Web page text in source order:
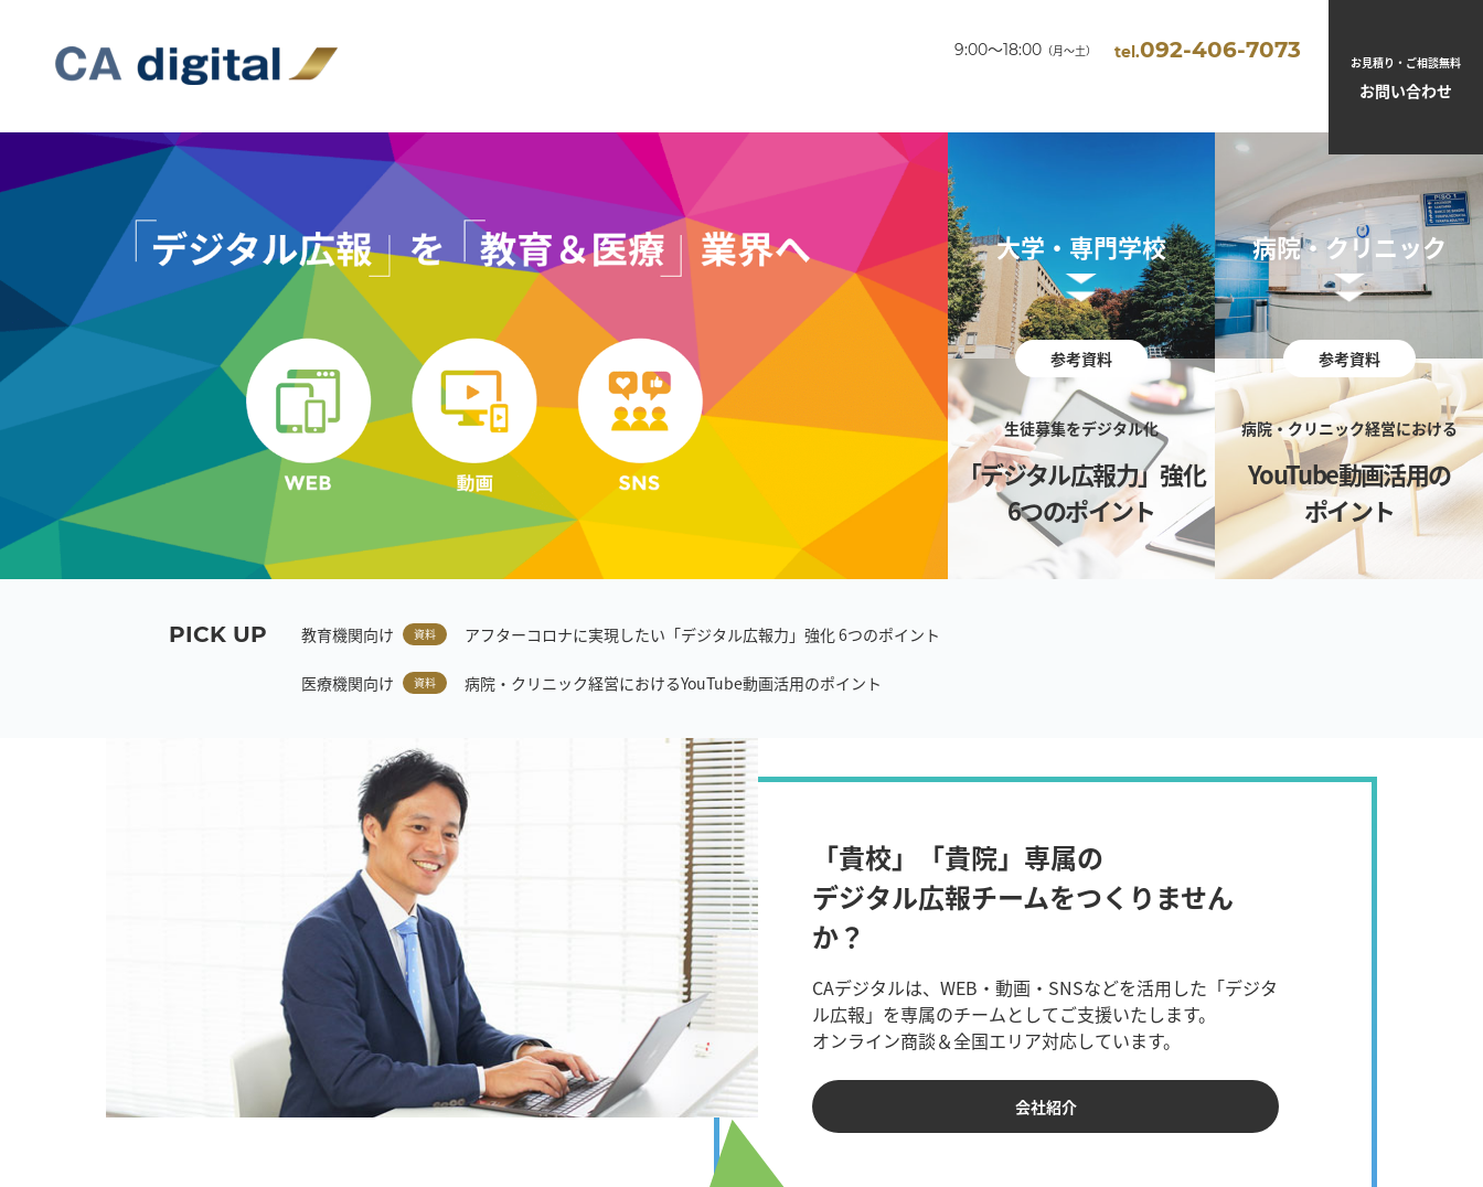
9:00～18:00（月～土） tel.092-406-7073 お見積り・ご相談無料
お問い合わせ
大学・専門学校
参考資料
生徒募集をデジタル化
「デジタル広報力」強化
6つのポイント
病院・クリニック
参考資料
病院・クリニック経営における
YouTube動画活用の
ポイント
PICK UP 教育機関向け 資料 アフターコロナに実現したい「デジタル広報力」強化 6つのポイント
医療機関向け 資料 病院・クリニック経営におけるYouTube動画活用のポイント
「貴校」「貴院」専属の
デジタル広報チームをつくりません
か？
CAデジタルは、WEB・動画・SNSなどを活用した「デジタ
ル広報」を専属のチームとしてご支援いたします。
オンライン商談＆全国エリア対応しています。
会社紹介